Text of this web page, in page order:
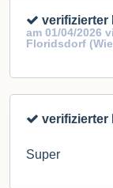
verifizierter
am 01/04/2026
Floridsdorf
verifizierter
Super